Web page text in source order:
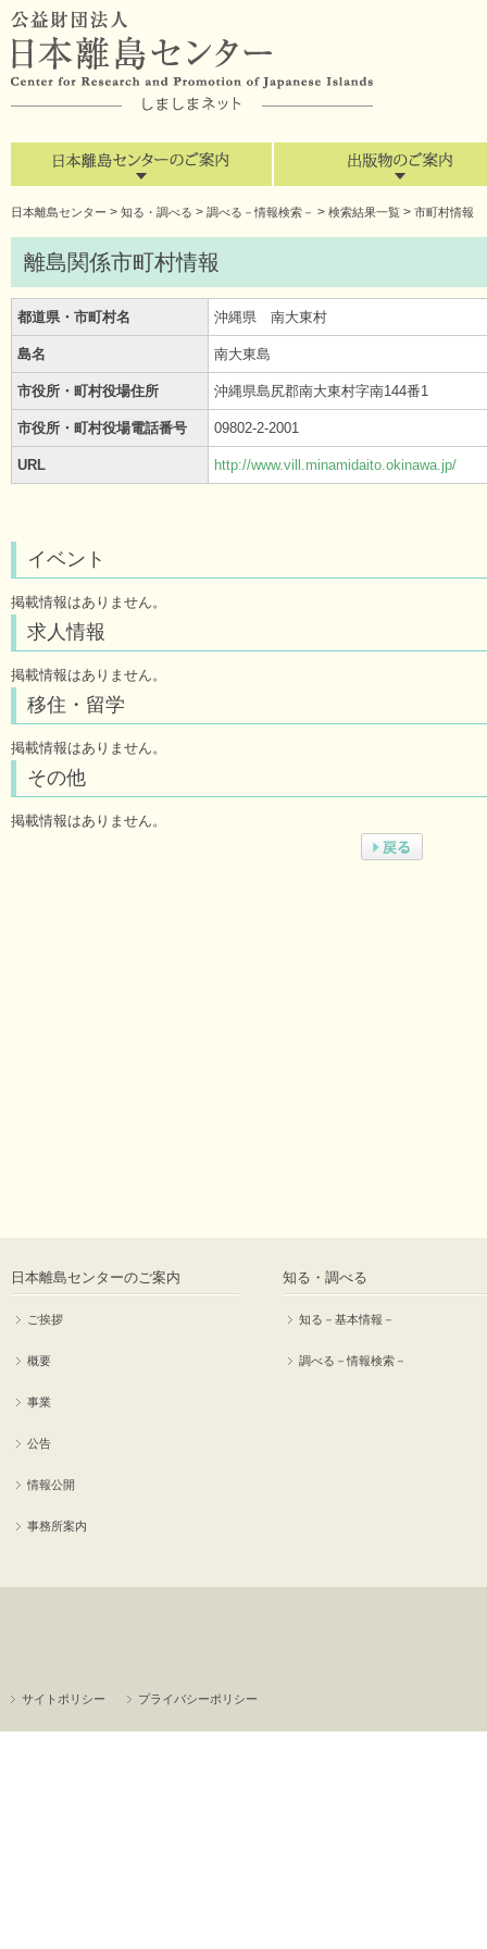
日本離島センター > 知る・調べる > 調べる－情報検索－ > 検索結果一覧 > 市町村情報
離島関係市町村情報
都道県・市町村名 沖縄県 南大東村
島名 南大東島
市役所・町村役場住所 沖縄県島尻郡南大東村字南144番1
市役所・町村役場電話番号 09802-2-2001
URL http://www.vill.minamidaito.okinawa.jp/
イベント
掲載情報はありません。
求人情報
掲載情報はありません。
移住・留学
掲載情報はありません。
その他
掲載情報はありません。
日本離島センターのご案内
ご挨拶
概要
事業
公告
情報公開
事務所案内
知る・調べる
知る－基本情報－
調べる－情報検索－
サイトポリシー プライバシーポリシー